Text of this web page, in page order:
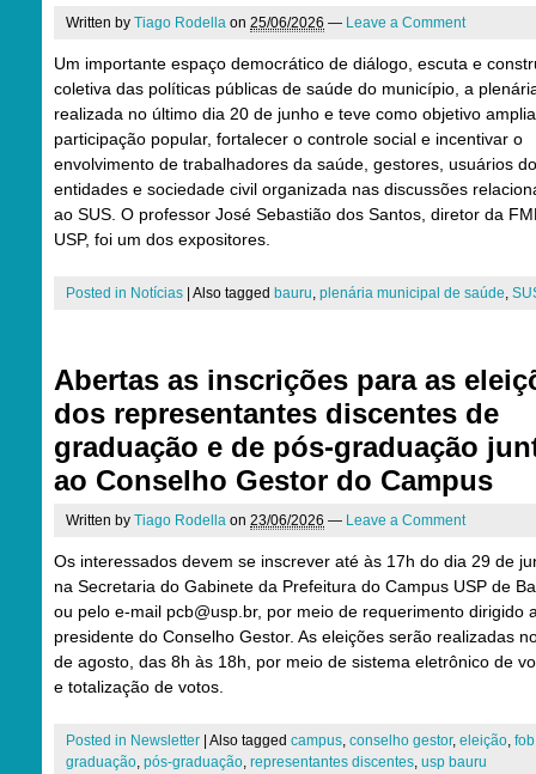
Written by Tiago Rodella on 25/06/2026 — Leave a Comment
Um importante espaço democrático de diálogo, escuta e
coletiva das políticas públicas de saúde do município, a
realizada no último dia 20 de junho e teve como objetivo
participação popular, fortalecer o controle social e incentivar o
envolvimento de trabalhadores da saúde, gestores, usuários
entidades e sociedade civil organizada nas discussões
ao SUS. O professor José Sebastião dos Santos, diretor da
USP, foi um dos expositores.
Posted in Notícias Also tagged bauru, plenária municipal de saúde,
Abertas as inscrições para as
dos representantes discentes de
graduação e de pós-graduação
ao Conselho Gestor do Campus
Written by Tiago Rodella on 23/06/2026 — Leave a Comment
Os interessados devem se inscrever até às 17h do dia 29 de
na Secretaria do Gabinete da Prefeitura do Campus USP de
ou pelo e-mail pcb@usp.br, por meio de requerimento dirigido
presidente do Conselho Gestor. As eleições serão realizadas
de agosto, das 8h às 18h, por meio de sistema eletrônico de
e totalização de votos.
Posted in Newsletter Also tagged campus, conselho gestor, eleição, fob
graduação, pós-graduação, representantes discentes, usp bauru